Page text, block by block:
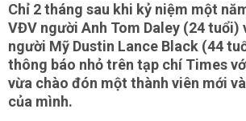
Chỉ 2 tháng sau khi kỷ niệm một
VĐV người Anh Tom Daley (24 tuổi)
người Mỹ Dustin Lance Black (44
thông báo nhỏ trên tạp chí Times
vừa chào đón một thành viên mới
của mình.